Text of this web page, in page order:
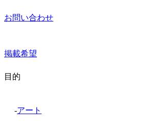
お問い合わせ
掲載希望
目的
-アート